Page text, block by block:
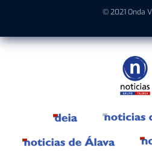
© 2021 Onda